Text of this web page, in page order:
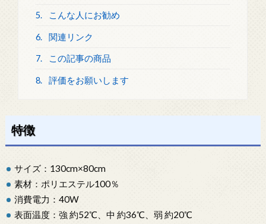
5. こんな人にお勧め
6. 関連リンク
7. この記事の商品
8. 評価をお願いします
特徴
サイズ：130cm×80cm
素材：ポリエステル100％
消費電力：40W
表面温度：強 約52℃、中 約36℃、弱 約20℃